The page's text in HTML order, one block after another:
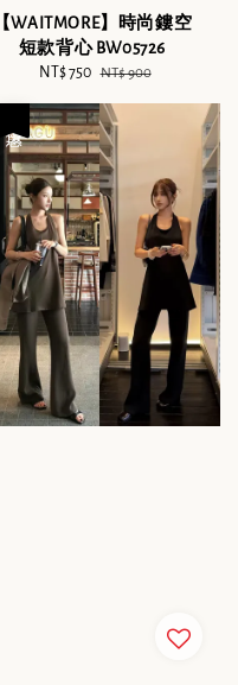
【WAITMORE】時尚鏤空
短款背心 BW05726
Sale
NT$ 750 Regular
NT$ 900